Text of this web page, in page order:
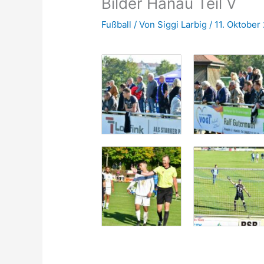
Fußball / Von Siggi Larbig / 11. Oktober